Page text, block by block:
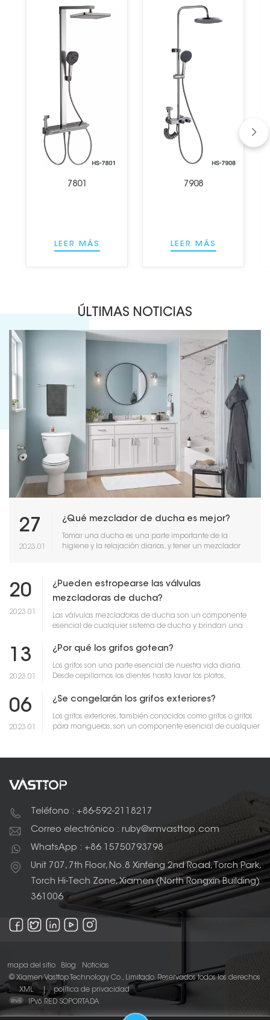
7801
LEER MÁS
7908
LEER MÁS
ÚLTIMAS NOTICIAS
27
2023.01
¿Qué mezclador de ducha es mejor?
Tomar una ducha es una parte importante de la
higiene y la relajación diarias, y tener un mezclador
20
2023.01
¿Pueden estropearse las válvulas
mezcladoras de ducha?
Las válvulas mezcladoras de ducha son un componente
esencial de cualquier sistema de ducha y brindan una
temperatura del agua. Sin embargo, com...
13
2023.01
¿Por qué los grifos gotean?
Los grifos son una parte esencial de nuestra vida diaria.
Desde cepillarnos los dientes hasta lavar los platos,
Sin embargo, no es raro que lo...
06
2023.01
¿Se congelarán los grifos exteriores?
Los grifos exteriores, también conocidos como grifos o grifos
para mangueras, son un componente esencial de cualquier
Teléfono : +86-592-2118217
Correo electrónico : ruby@xmvasttop.com
WhatsApp : +86 15750793798
Unit 707, 7th Floor, No.8 Xinfeng 2nd Road, Torch Park,
Torch Hi-Tech Zone, Xiamen (North Rongxin Building)
361006
mapa del sitio Blog
Noticias
© Xiamen Vasttop Technology Co., Limitado. Reservados todos los derechos
.
XML |
política de privacidad
IPv6 RED SOPORTADA